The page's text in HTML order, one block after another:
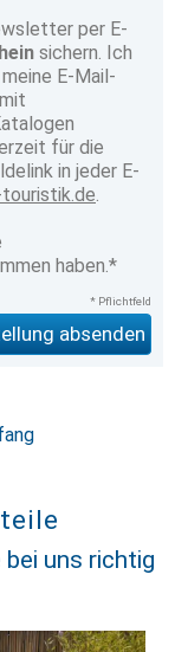
per E-
sichern. Ich
E-Mail-
für die
in jeder E-
haben.*
* Pflichtfeld
uns richtig